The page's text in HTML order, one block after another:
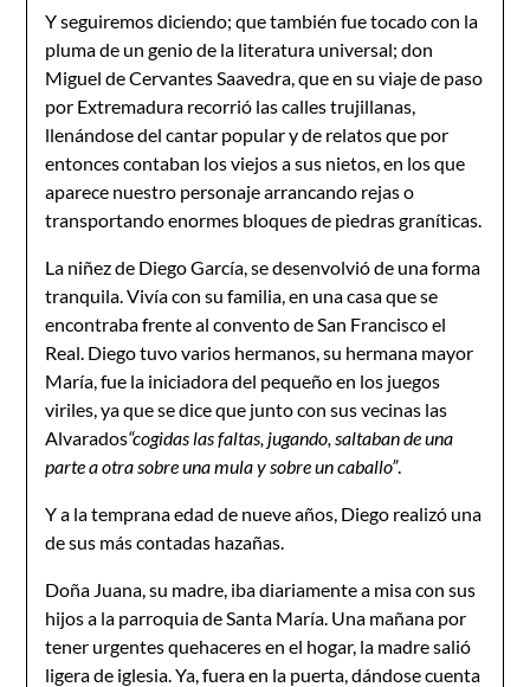
Y seguiremos diciendo; que también fue tocado con la
pluma de un genio de la literatura universal; don
Miguel de Cervantes Saavedra, que en su viaje de paso
por Extremadura recorrió las calles trujillanas,
llenándose del cantar popular y de relatos que por
entonces contaban los viejos a sus nietos, en los que
aparece nuestro personaje arrancando rejas o
transportando enormes bloques de piedras graníticas.
La niñez de Diego García, se desenvolvió de una forma
tranquila. Vivía con su familia, en una casa que se
encontraba frente al convento de San Francisco el
Real. Diego tuvo varios hermanos, su hermana mayor
María, fue la iniciadora del pequeño en los juegos
viriles, ya que se dice que junto con sus vecinas las
Alvarados“cogidas las faltas, jugando, saltaban de una
parte a otra sobre una mula y sobre un caballo”.
Y a la temprana edad de nueve años, Diego realizó una
de sus más contadas hazañas.
Doña Juana, su madre, iba diariamente a misa con sus
hijos a la parroquia de Santa María. Una mañana por
tener urgentes quehaceres en el hogar, la madre salió
ligera de iglesia. Ya, fuera en la puerta, dándose cuenta